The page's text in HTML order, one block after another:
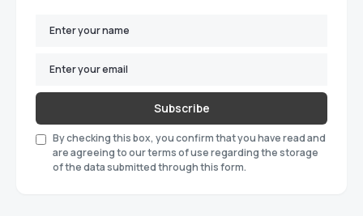
Subscribe
By checking this box, you confirm that you have read and
are agreeing to our terms of use regarding the storage
of the data submitted through this form.